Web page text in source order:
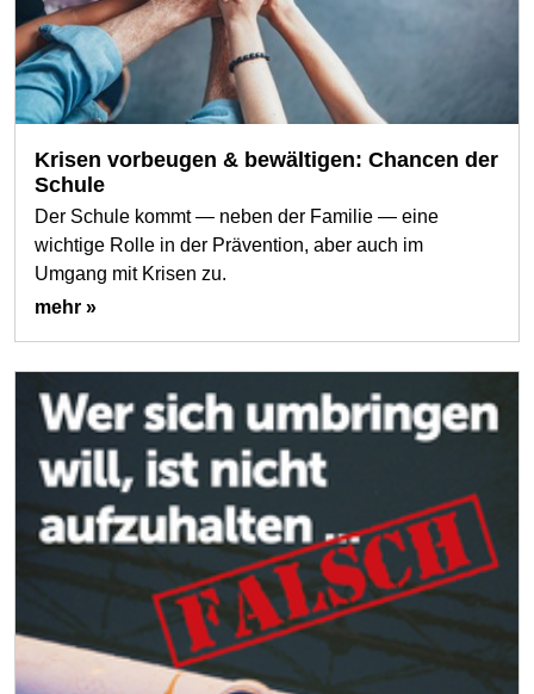
Krisen vorbeugen & bewältigen: Chancen der
Schule
Der Schule kommt — neben der Familie — eine
wichtige Rolle in der Prävention, aber auch im
Umgang mit Krisen zu.
mehr »